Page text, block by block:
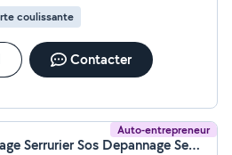
coulissante
Contacter
Auto-entrepreneur
Sos Depannage Serrurier Sos Depannage Serrurier (sos dépannage serrurier 69)